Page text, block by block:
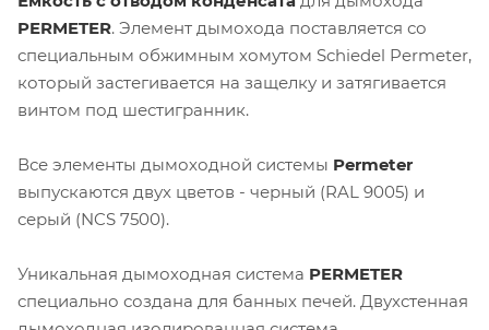
PERMETER. Элемент дымохода поставляется со
специальным обжимным хомутом Schiedel Permeter,
который застегивается на защелку и затягивается
винтом под шестигранник.
Все элементы дымоходной системы Permeter
выпускаются двух цветов - черный (RAL 9005) и
серый (NCS 7500).
Уникальная дымоходная система PERMETER
специально создана для банных печей. Двухстенная